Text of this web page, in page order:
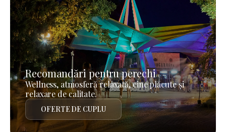
Recomandări pentru perechi
Wellness, atmosferă relaxată, cine plăcute și
relaxare de calitate.
OFERTE DE CUPLU